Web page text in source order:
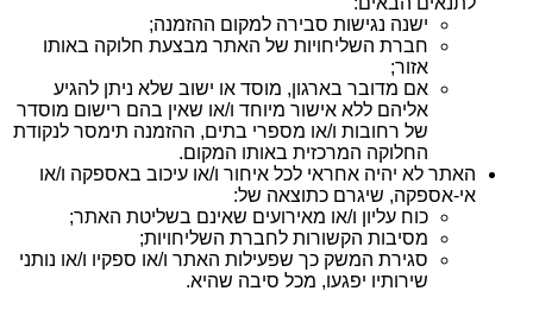
ישנה נגישות סבירה למקום ההזמנה;
חברת השליחויות של האתר מבצעת חלוקה באותו
אזור;
אם מדובר בארגון, מוסד או ישוב שלא ניתן להגיע
אליהם ללא אישור מיוחד ו/או שאין בהם רישום מוסדר
של רחובות ו/או מספרי בתים, ההזמנה תימסר לנקודת
החלוקה המרכזית באותו המקום.
האתר לא יהיה אחראי לכל איחור ו/או עיכוב באספקה ו/או
אי-אספקה, שיגרם כתוצאה של:
כוח עליון ו/או מאירועים שאינם בשליטת האתר;
מסיבות הקשורות לחברת השליחויות;
סגירת המשק כך שפעילות האתר ו/או ספקיו ו/או נותני
שירותיו יפגעו, מכל סיבה שהיא.